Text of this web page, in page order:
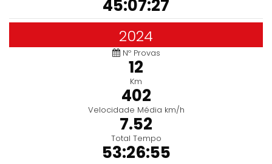
45:07:27
2024
Nº Provas
12
Km
402
Velocidade Média km/h
7.52
Total Tempo
53:26:55